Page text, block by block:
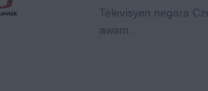
Televisyen negara
awam.